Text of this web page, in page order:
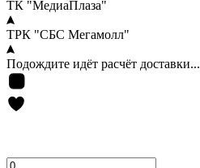
ТК "МедиаПлаза"
ТРК "СБС Мегамолл"
Подождите идёт расчёт доставки...